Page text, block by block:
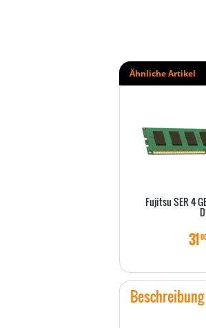
Ähnliche Artikel
Fujitsu SER 4
31
Beschreibung